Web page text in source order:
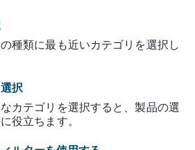
種類に最も近いカテゴリを選択し
択
カテゴリを選択すると、製品の選
役立ちます。